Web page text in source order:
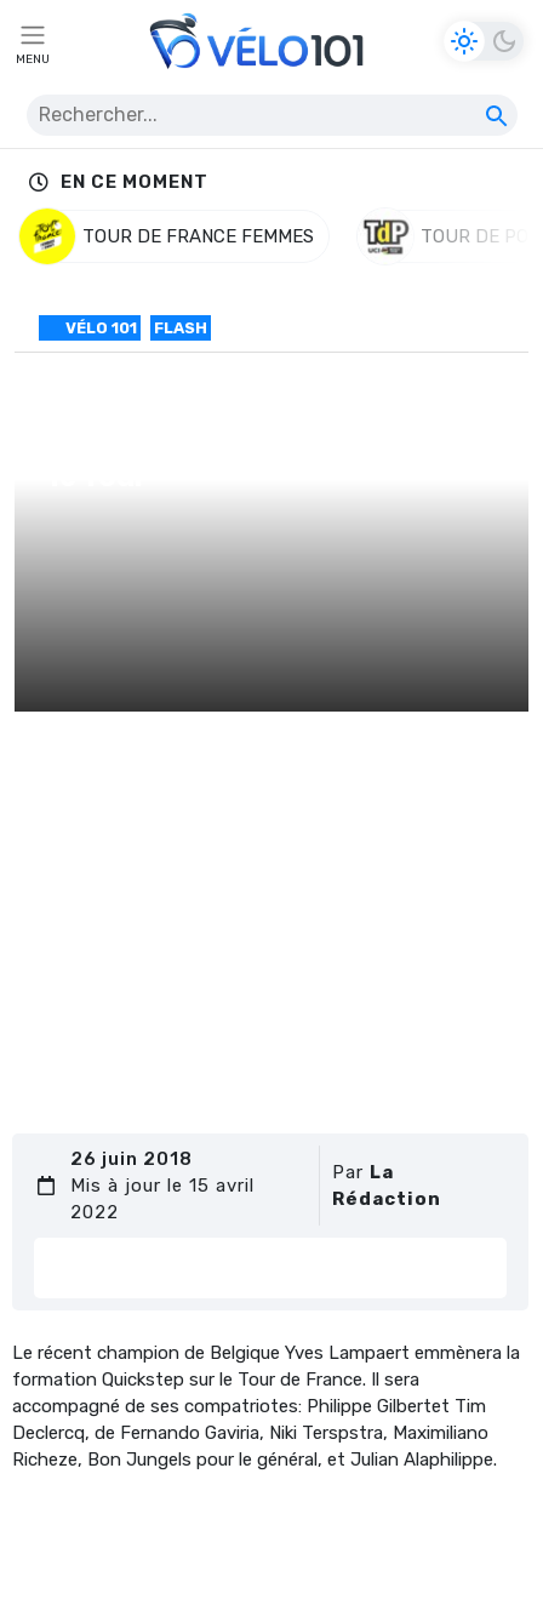
MENU
EN CE MOMENT
TOUR DE FRANCE FEMMES TOUR DE
VÉLO 101 FLASH
26 juin 2018
Mis à jour le 15 avril
2022
Par La
Rédaction
Le récent champion de Belgique Yves Lampaert emmènera la
formation Quickstep sur le Tour de France. Il sera
accompagné de ses compatriotes: Philippe Gilbertet Tim
Declercq, de Fernando Gaviria, Niki Terspstra, Maximiliano
Richeze, Bon Jungels pour le général, et Julian Alaphilippe.